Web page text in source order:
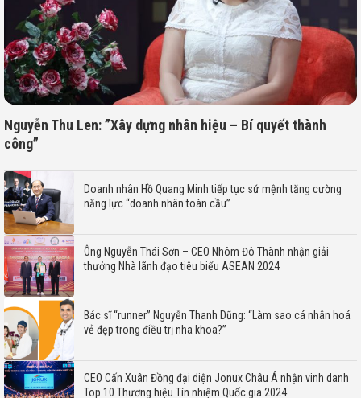
Nguyễn Thu Len: ”Xây dựng nhân hiệu – Bí quyết thành
công”
Doanh nhân Hồ Quang Minh tiếp tục sứ mệnh tăng cường
năng lực “doanh nhân toàn cầu”
Ông Nguyễn Thái Sơn – CEO Nhôm Đô Thành nhận giải
thưởng Nhà lãnh đạo tiêu biểu ASEAN 2024
Bác sĩ “runner” Nguyễn Thanh Dũng: “Làm sao cá nhân hoá
vẻ đẹp trong điều trị nha khoa?”
CEO Cấn Xuân Đồng đại diện Jonux Châu Á nhận vinh danh
Top 10 Thương hiệu Tín nhiệm Quốc gia 2024